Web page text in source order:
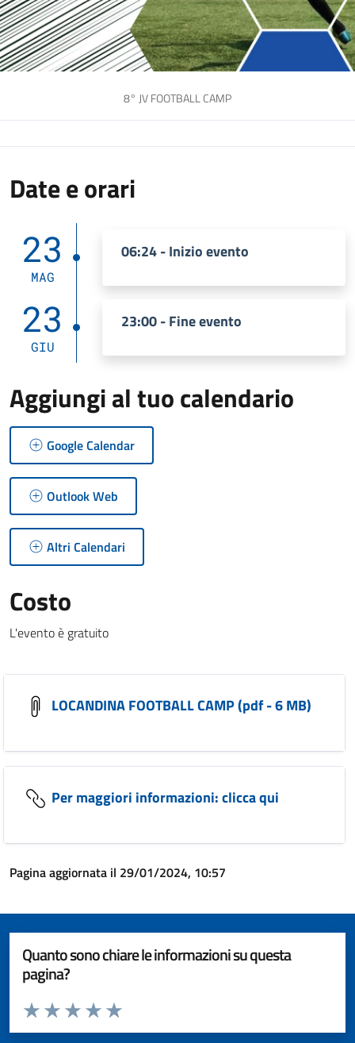
8° JV FOOTBALL CAMP
Date e orari
23
MAG
06:24 - Inizio evento
23
GIU
23:00 - Fine evento
Aggiungi al tuo calendario
Google Calendar
Outlook Web
Altri Calendari
Costo
L'evento è gratuito
LOCANDINA FOOTBALL CAMP (pdf - 6 MB)
Per maggiori informazioni: clicca qui
Pagina aggiornata il 29/01/2024, 10:57
Quanto sono chiare le informazioni su questa
pagina?
Valuta da 1 a 5 stelle la pagina
Valuta 5 stelle su 5
Valuta 4 stelle su 5
Valuta 3 stelle su 5
Valuta 2 stelle su 5
Valuta 1 stelle su 5